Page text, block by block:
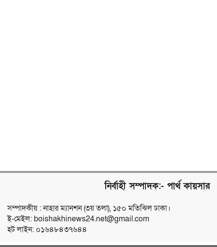
নির্বাহী সম্পাদক:- পার্থ কায়সার
সম্পাদকীয় : নাহার ম্যানশন (৩য় তলা), ১৫০ মতিঝিল ঢাকা।
ই-মেইল: boishakhinews24.net@gmail.com
হট লাইন: ০১৬৪৮৪৩৭৬৪৪